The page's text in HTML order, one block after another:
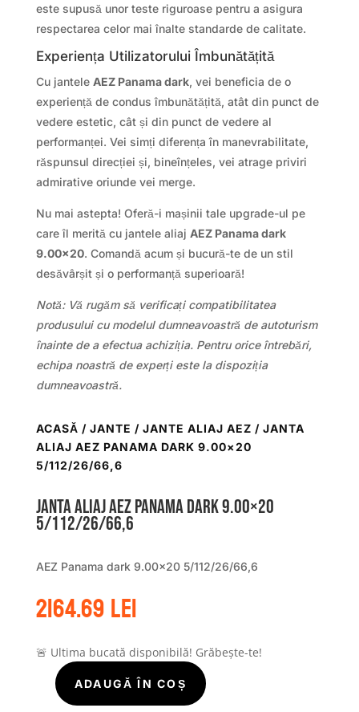
este supusă unor teste riguroase pentru a asigura
respectarea celor mai înalte standarde de calitate.
Experiența Utilizatorului Îmbunătățită
Cu jantele AEZ Panama dark, vei beneficia de o
experiență de condus îmbunătățită, atât din punct de
vedere estetic, cât și din punct de vedere al
performanței. Vei simți diferența în manevrabilitate,
răspunsul direcției și, bineînțeles, vei atrage priviri
admirative oriunde vei merge.
Nu mai astepta! Oferă-i mașinii tale upgrade-ul pe
care îl merită cu jantele aliaj AEZ Panama dark
9.00×20. Comandă acum și bucură-te de un stil
desăvârșit și o performanță superioară!
Notă: Vă rugăm să verificați compatibilitatea
produsului cu modelul dumneavoastră de autoturism
înainte de a efectua achiziția. Pentru orice întrebări,
echipa noastră de experți este la dispoziția
dumneavoastră.
ACASĂ / JANTE / JANTE ALIAJ AEZ / JANTA
ALIAJ AEZ PANAMA DARK 9.00×20
5/112/26/66,6
Janta aliaj AEZ Panama dark 9.00×20
5/112/26/66,6
AEZ Panama dark 9.00×20 5/112/26/66,6
2164.69lei
🚨 Ultima bucată disponibilă! Grăbește-te!
CantitateADAUGĂ ÎN COȘ